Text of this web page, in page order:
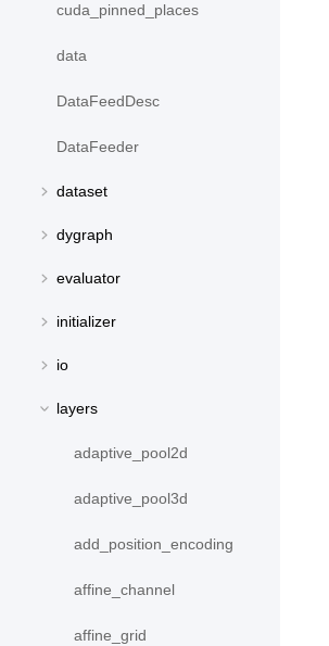
cuda_pinned_places
data
DataFeedDesc
DataFeeder
dataset
dygraph
evaluator
initializer
io
layers
adaptive_pool2d
adaptive_pool3d
add_position_encoding
affine_channel
affine_grid